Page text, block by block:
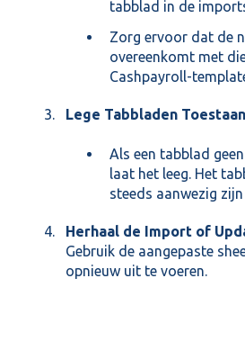
tabblad in de
Zorg ervoor dat de
overeenkomt met
Cashpayroll-
Lege Tabbladen Toestaan
Als een tabblad
laat het leeg. Het
steeds aanwezig
Herhaal de Import of
Gebruik de aangepaste
opnieuw uit te voeren.